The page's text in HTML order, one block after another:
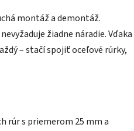
montáž a demontáž.
žiadne náradie. Vďaka
– stačí spojiť oceľové rúrky,
rúr s priemerom 25 mm a